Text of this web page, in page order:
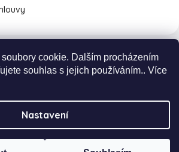
cookie. Dalším procházením
souhlas s jejich používáním.. Více
Nastavení
Premium a
Adatelier